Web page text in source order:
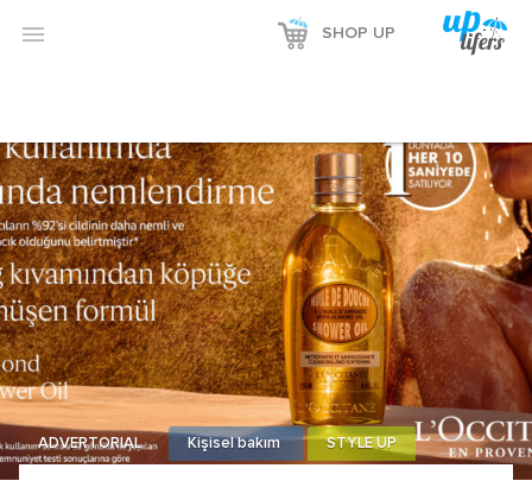
Reklamı Göster
Reklamı Gizle
 SHOP UP
ADVERTORIAL Kişisel bakım STYLE UP